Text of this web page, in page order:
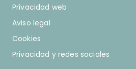
Privacidad web
Aviso legal
Cookies
Privacidad y redes sociales